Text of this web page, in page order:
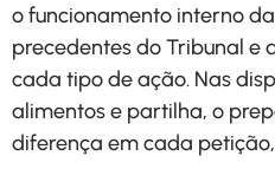
o funcionamento interno
precedentes do Tribunal e
cada tipo de ação. Nas
alimentos e partilha, o
diferença em cada